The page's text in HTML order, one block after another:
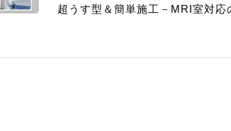
ＨＩＤランプ
超うす型＆簡単施工－MRI室対